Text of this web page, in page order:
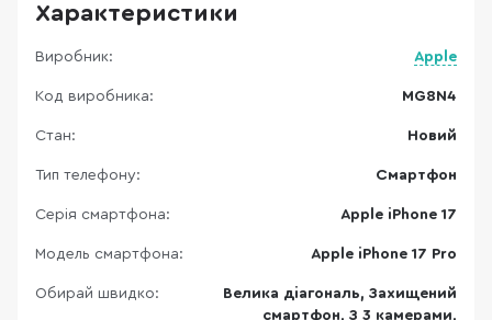
Характеристики
Виробник: Apple
Код виробника: MG8N4
Стан: Новий
Тип телефону: Смартфон
Серія смартфона: Apple iPhone 17
Модель смартфона: Apple iPhone 17 Pro
Обирай швидко:
Велика діагональ, Захищений
смартфон, З 3 камерами,